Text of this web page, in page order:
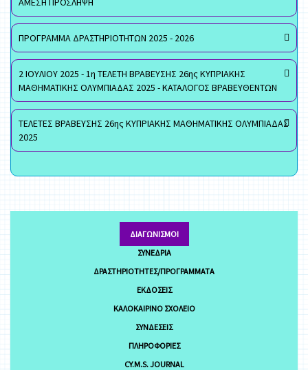
ΠΡΟΓΡΑΜΜΑ ΔΡΑΣΤΗΡΙΟΤΗΤΩΝ 2025 - 2026
2 ΙΟΥΛΙΟΥ 2025 - 1η ΤΕΛΕΤΗ ΒΡΑΒΕΥΣΗΣ 26ης ΚΥΠΡΙΑΚΗΣ
ΜΑΘΗΜΑΤΙΚΗΣ ΟΛΥΜΠΙΑΔΑΣ 2025 - ΚΑΤΑΛΟΓΟΣ ΒΡΑΒΕΥΘΕΝΤΩΝ
ΤΕΛΕΤΕΣ ΒΡΑΒΕΥΣΗΣ 26ης ΚΥΠΡΙΑΚΗΣ ΜΑΘΗΜΑΤΙΚΗΣ ΟΛΥΜΠΙΑΔΑΣ
2025
ΔΙΑΓΩΝΙΣΜΟΊ
ΣΥΝΈΔΡΙΑ
ΔΡΑΣΤΗΡΙΌΤΗΤΕΣ/ΠΡΟΓΡΆΜΜΑΤΑ
ΕΚΔΌΣΕΙΣ
ΚΑΛΟΚΑΙΡΙΝΌ ΣΧΟΛΕΊΟ
ΣΥΝΔΈΣΕΙΣ
ΠΛΗΡΟΦΟΡΊΕΣ
CY.M.S. JOURNAL